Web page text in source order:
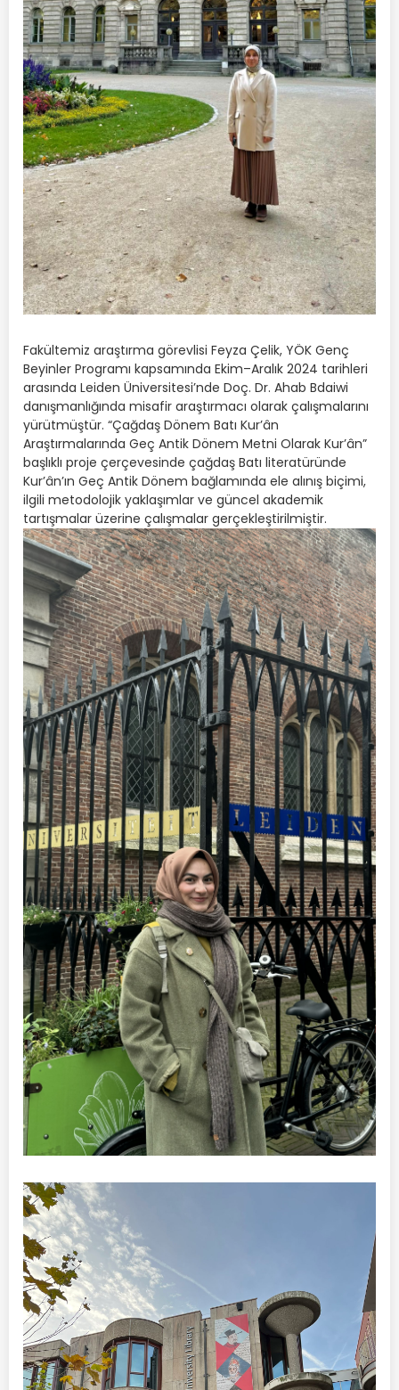
Fakültemiz araştırma görevlisi Feyza Çelik, YÖK Genç
Beyinler Programı kapsamında Ekim–Aralık 2024 tarihleri
arasında Leiden Üniversitesi’nde Doç. Dr. Ahab Bdaiwi
danışmanlığında misafir araştırmacı olarak çalışmalarını
yürütmüştür. “Çağdaş Dönem Batı Kur’ân
Araştırmalarında Geç Antik Dönem Metni Olarak Kur’ân”
başlıklı proje çerçevesinde çağdaş Batı literatüründe
Kur’ân’ın Geç Antik Dönem bağlamında ele alınış biçimi,
ilgili metodolojik yaklaşımlar ve güncel akademik
tartışmalar üzerine çalışmalar gerçekleştirilmiştir.